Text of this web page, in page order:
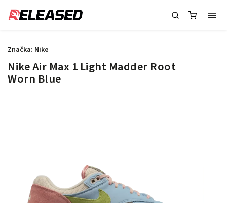
Nike Air Max 1 Light Madder Root
Worn Blue
Značka: Nike